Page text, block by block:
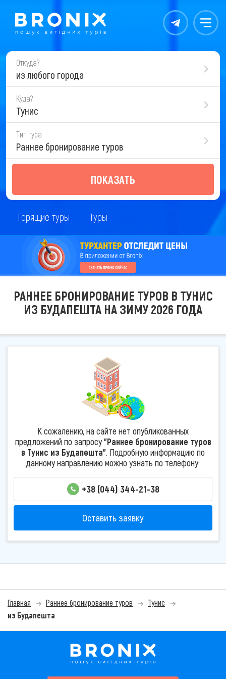
Контакты Меню
Откуда?
из любого города
Куда?
Тунис
Тип тура
Раннее бронирование туров
ПОКАЗАТЬ
Горящие туры Туры
РАННЕЕ БРОНИРОВАНИЕ ТУРОВ В ТУНИС
ИЗ БУДАПЕШТА НА ЗИМУ 2026 ГОДА
К сожалению, на сайте нет опубликованных
предложений по запросу"Раннее бронирование туров
в Тунис из Будапешта". Подробную информацию по
данному направлению можно узнать по телефону:
+38 (044) 344-21-38
Оставить заявку
Главная Раннее бронирование туров
Тунис
из Будапешта